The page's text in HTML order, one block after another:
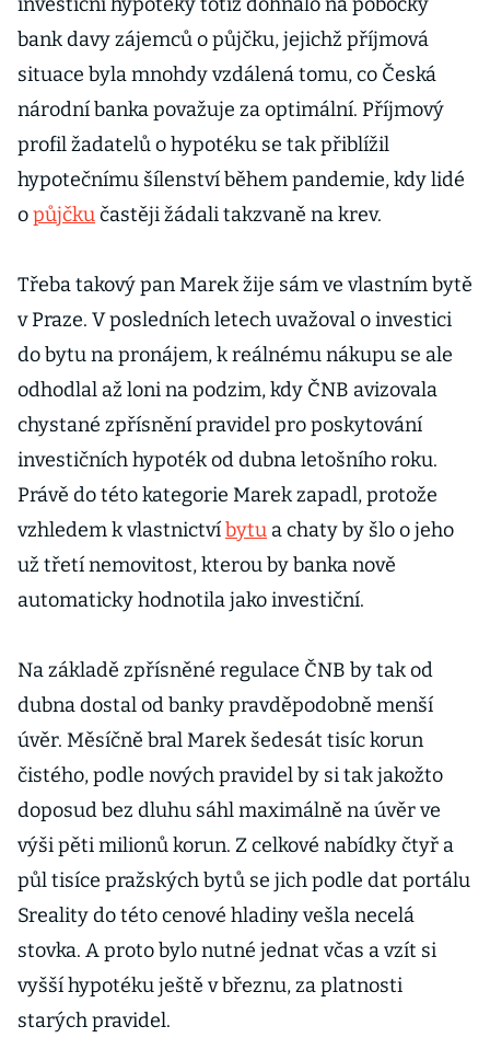
bank davy zájemců o půjčku, jejichž příjmová
situace byla mnohdy vzdálená tomu, co Česká
národní banka považuje za optimální. Příjmový
profil žadatelů o hypotéku se tak přiblížil
hypotečnímu šílenství během pandemie, kdy lidé
opůjčkučastěji žádali takzvaně na krev.
Třeba takový pan Marek žije sám ve vlastním bytě
v Praze. V posledních letech uvažoval o investici
do bytu na pronájem, k reálnému nákupu se ale
odhodlal až loni na podzim, kdy ČNB avizovala
chystané zpřísnění pravidel pro poskytování
investičních hypoték od dubna letošního roku.
Právě do této kategorie Marek zapadl, protože
vzhledem k vlastnictvíbytu a chaty by šlo o jeho
už třetí nemovitost, kterou by banka nově
automaticky hodnotila jako investiční.
Na základě zpřísněné regulace ČNB by tak od
dubna dostal od banky pravděpodobně menší
úvěr. Měsíčně bral Marek šedesát tisíc korun
čistého, podle nových pravidel by si tak jakožto
doposud bez dluhu sáhl maximálně na úvěr ve
výši pěti milionů korun. Z celkové nabídky čtyř a
půl tisíce pražských bytů se jich podle dat portálu
Sreality do této cenové hladiny vešla necelá
stovka. A proto bylo nutné jednat včas a vzít si
vyšší hypotéku ještě v březnu, za platnosti
starých pravidel.